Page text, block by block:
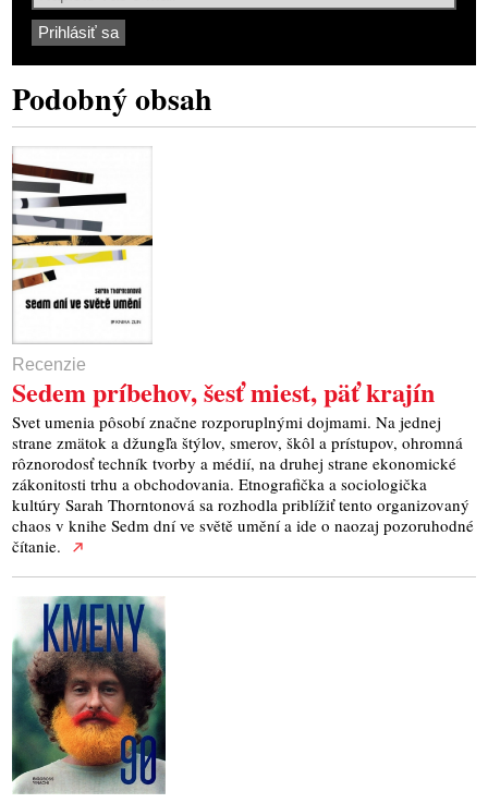
Podobný obsah
Recenzie
Sedem príbehov, šesť miest, päť krajín
Svet umenia pôsobí značne rozporuplnými dojmami. Na jednej
strane zmätok a džungľa štýlov, smerov, škôl a prístupov, ohromná
rôznorodosť techník tvorby a médií, na druhej strane ekonomické
zákonitosti trhu a obchodovania. Etnografička a sociologička
kultúry Sarah Thorntonová sa rozhodla priblížiť tento organizovaný
chaos v knihe Sedm dní ve světě umění a ide o naozaj pozoruhodné
čítanie.